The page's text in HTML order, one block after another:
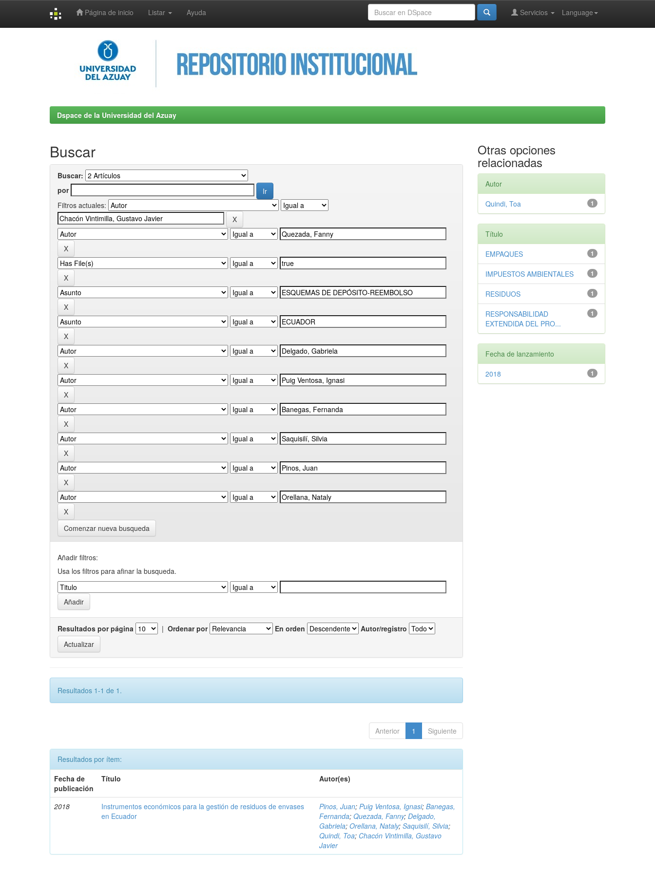
Página de inicio Listar Ayuda Language
Servicios
Dspace de la Universidad del Azuay
Buscar
Buscar:
por
Filtros actuales:
Comenzar nueva busqueda
Añadir filtros:
Usa los filtros para afinar la busqueda.
Resultados por página | Ordenar por En orden Autor/registro
Resultados 1-1 de 1.
Anterior 1 Siguiente
Resultados por ítem:
Fecha de
publicación
Título Autor(es)
2018
Instrumentos económicos para la gestión de residuos de envases
en Ecuador
Pinos, Juan;Puig Ventosa, Ignasi;Banegas,
Fernanda;Quezada, Fanny;Delgado,
Gabriela;Orellana, Nataly;Saquisilí, Silvia;
Quindi, Toa; Chacón Vintimilla, Gustavo
Javier
Otras opciones
relacionadas
Autor
1
Quindi, Toa
Título
1
EMPAQUES
1
IMPUESTOS AMBIENTALES
1
RESIDUOS
1
RESPONSABILIDAD
EXTENDIDA DEL PRO...
Fecha de lanzamiento
1
2018